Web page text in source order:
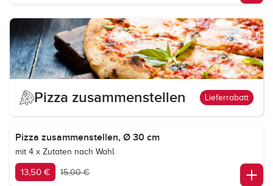
Pizza zusammenstellen Lieferrabatt
Pizza zusammenstellen, Ø 30 cm
mit 4 x Zutaten nach Wahl
13,50 € 15,00 €